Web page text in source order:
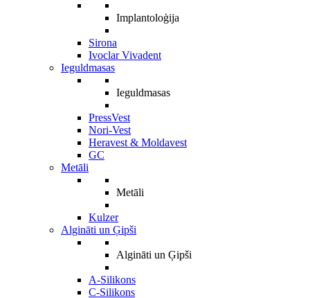
Implantoloģija
Sirona
Ivoclar Vivadent
Ieguldmasas
Ieguldmasas
PressVest
Nori-Vest
Heravest & Moldavest
GC
Metāli
Metāli
Kulzer
Algināti un Ģipši
Algināti un Ģipši
A-Silikons
C-Silikons